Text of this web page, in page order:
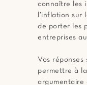
connaître les
l’inflation sur
de porter les
entreprises
Vos réponses
permettre à
argumentaire